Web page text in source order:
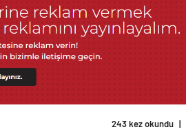
243 kez okundu |